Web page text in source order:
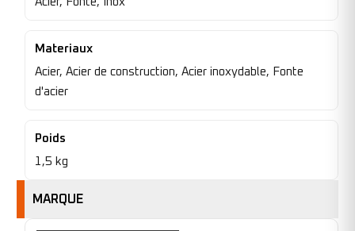
Materiaux
Acier, Acier de construction, Acier inoxydable, Fonte
d'acier
Poids
1,5 kg
MARQUE